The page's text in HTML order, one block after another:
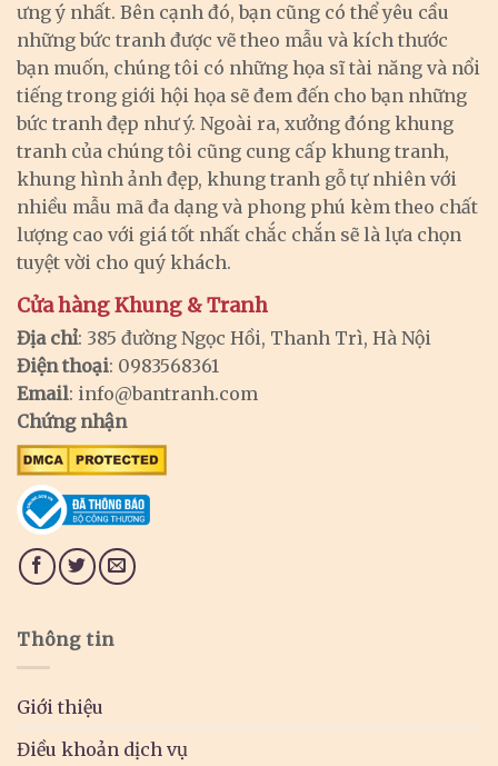
ưng ý nhất. Bên cạnh đó, bạn cũng có thể yêu cầu
những bức tranh được vẽ theo mẫu và kích thước
bạn muốn, chúng tôi có những họa sĩ tài năng và nổi
tiếng trong giới hội họa sẽ đem đến cho bạn những
bức tranh đẹp như ý. Ngoài ra, xưởng đóng khung
tranh của chúng tôi cũng cung cấp khung tranh,
khung hình ảnh đẹp, khung tranh gỗ tự nhiên với
nhiều mẫu mã đa dạng và phong phú kèm theo chất
lượng cao với giá tốt nhất chắc chắn sẽ là lựa chọn
tuyệt vời cho quý khách.
Cửa hàng Khung & Tranh
Địa chỉ: 385 đường Ngọc Hồi, Thanh Trì, Hà Nội
Điện thoại: 0983568361
Email: info@bantranh.com
Chứng nhận
Thông tin
Giới thiệu
Điều khoản dịch vụ